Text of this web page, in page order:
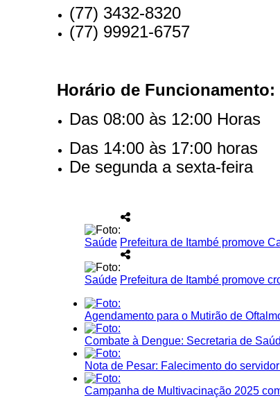
Fale conosco
Nome*
Telefone 2
Cidade/Estado
Assunto*
Mensagem*
*Campos obrigatórios
Ao iniciar um contato, você concorda com a
...Ou se preferir
Ligue para nós
(77) 3432-8320
(77) 99921-6757
Horário de Funcionamento:
Das 08:00 às 12:00 Horas
Das 14:00 às 17:00 horas
De segunda a sexta-feira
Saúde Prefeitura de Itambé promove
Saúde Prefeitura de Itambé promove
Agendamento para o Mutirão de
Combate à Dengue: Secretaria de
Nota de Pesar: Falecimento do
Campanha de Multivacinação 2025